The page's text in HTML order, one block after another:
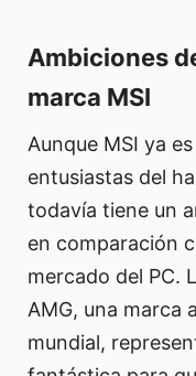
Ambiciones
marca MSI
Aunque MSI ya
entusiastas del
todavía tiene un
en comparación
mercado del PC.
AMG, una marca
mundial,